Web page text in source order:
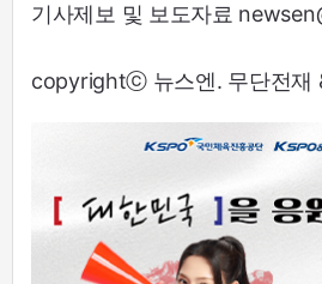
기사제보 및 보도자료
copyrightⓒ 뉴스엔. 무단전재